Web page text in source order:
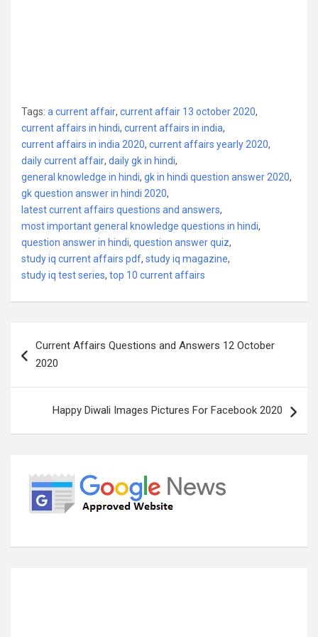
Tags: a current affair, current affair 13 october 2020,
current affairs in hindi, current affairs in india,
current affairs in india 2020, current affairs yearly 2020,
daily current affair, daily gk in hindi,
general knowledge in hindi, gk in hindi question answer 2020,
gk question answer in hindi 2020,
latest current affairs questions and answers,
most important general knowledge questions in hindi,
question answer in hindi, question answer quiz,
study iq current affairs pdf, study iq magazine,
study iq test series, top 10 current affairs
navigation
Current Affairs Questions and Answers 12 October
2020
Happy Diwali Images Pictures For Facebook 2020